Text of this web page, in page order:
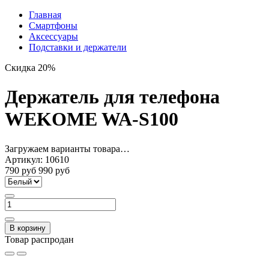
Главная
Смартфоны
Аксессуары
Подставки и держатели
Скидка 20%
Держатель для телефона
WEKOME WA-S100
Загружаем варианты товара…
Артикул: 10610
790 руб 990 руб
В корзину
Товар распродан